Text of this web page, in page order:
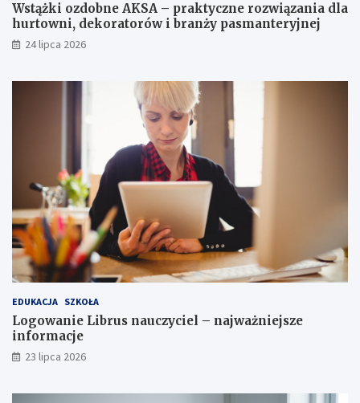
Wstążki ozdobne AKSA – praktyczne rozwiązania dla
hurtowni, dekoratorów i branży pasmanteryjnej
24 lipca 2026
EDUKACJA SZKOŁA
Logowanie Librus nauczyciel – najważniejsze
informacje
23 lipca 2026